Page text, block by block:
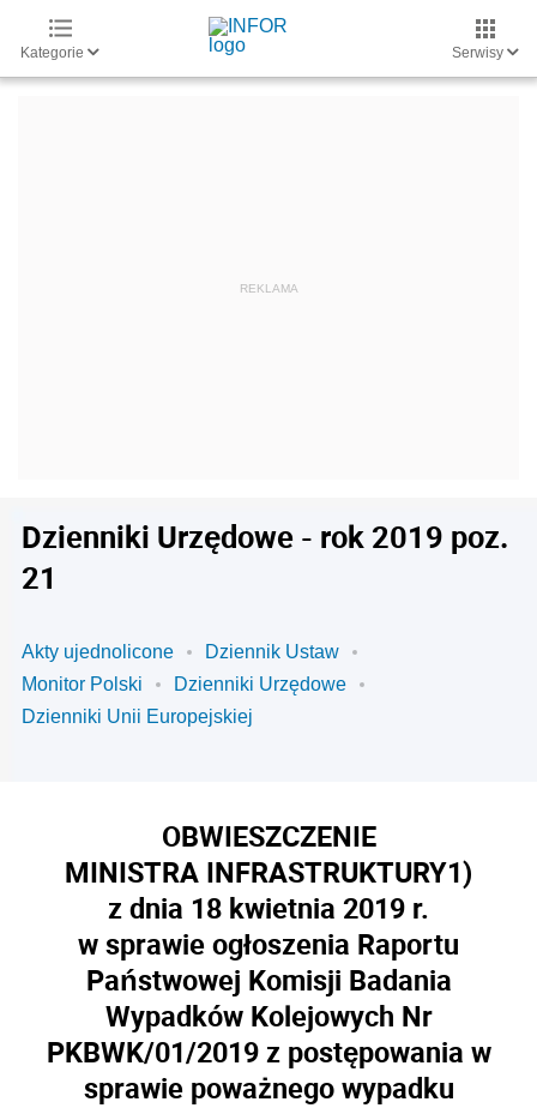
Kategorie Serwisy
Dzienniki Urzędowe - rok 2019 poz.
21
Akty ujednolicone
Dziennik Ustaw
Monitor Polski
Dzienniki Urzędowe
Dzienniki Unii Europejskiej
OBWIESZCZENIE
MINISTRA INFRASTRUKTURY1)
z dnia 18 kwietnia 2019 r.
w sprawie ogłoszenia Raportu
Państwowej Komisji Badania
Wypadków Kolejowych Nr
PKBWK/01/2019 z postępowania w
sprawie poważnego wypadku